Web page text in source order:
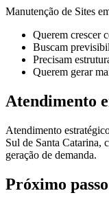
Manutenção de Sites
Querem crescer
Buscam
Precisam
Querem gerar
Atendimento
Atendimento
Sul de Santa Catarina,
geração de demanda.
Próximo passo